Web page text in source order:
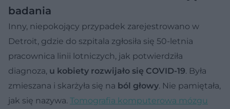
badania
Inny, niepokojący przypadek zarejestrowano w
Detroit, gdzie do szpitala zgłosiła się 50-letnia
pracownica linii lotniczych, jak potwierdziła
diagnoza, u kobiety rozwijało się COVID-19. Była
zmieszana i skarżyła się na ból głowy. Nie pamiętała,
jak się nazywa. Tomografia komputerowa mózgu